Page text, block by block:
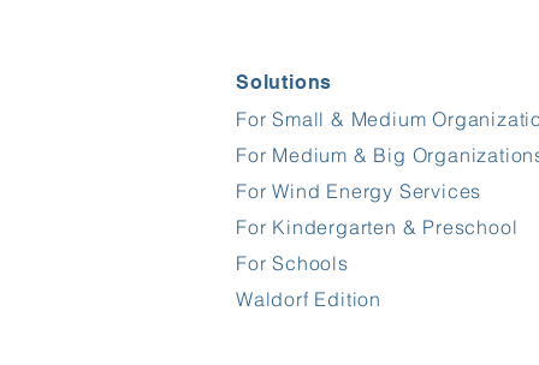
Solutions
For Small & Medium
For Medium & Big
For Wind Energy Services
For Kindergarten & Preschool
For Schools
Waldorf Edition